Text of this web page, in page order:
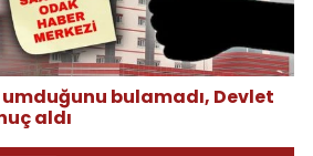
bulamadı, Devlet
aldı